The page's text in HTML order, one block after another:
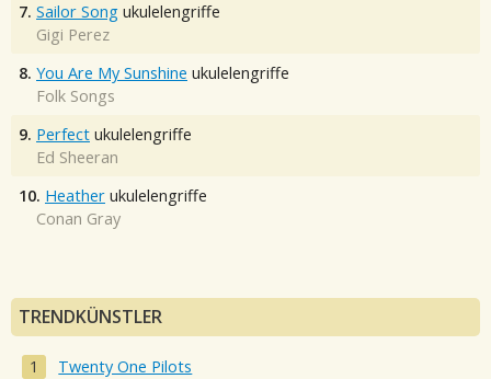
7. Sailor Song ukulelengriffe
Gigi Perez
8. You Are My Sunshine ukulelengriffe
Folk Songs
9. Perfect ukulelengriffe
Ed Sheeran
10. Heather ukulelengriffe
Conan Gray
TRENDKÜNSTLER
Twenty One Pilots